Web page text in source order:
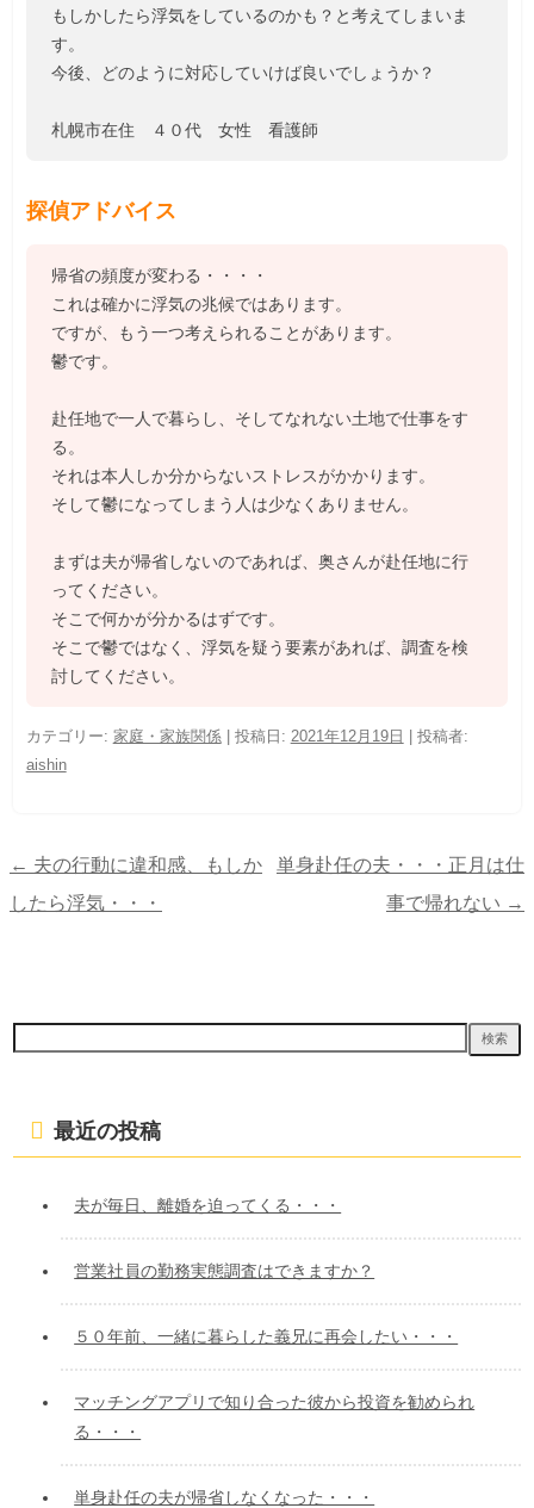
もしかしたら浮気をしているのかも？と考えてしまいま
す。
今後、どのように対応していけば良いでしょうか？
札幌市在住 ４０代 女性 看護師
探偵アドバイス
帰省の頻度が変わる・・・・
これは確かに浮気の兆候ではあります。
ですが、もう一つ考えられることがあります。
鬱です。
赴任地で一人で暮らし、そしてなれない土地で仕事をす
る。
それは本人しか分からないストレスがかかります。
そして鬱になってしまう人は少なくありません。
まずは夫が帰省しないのであれば、奥さんが赴任地に行
ってください。
そこで何かが分かるはずです。
そこで鬱ではなく、浮気を疑う要素があれば、調査を検
討してください。
カテゴリー: 家庭・家族関係 | 投稿日: 2021年12月19日
投稿者:
aishin
ョ
← 夫の行動に違和感、もしか
したら浮気・・・
単身赴任の夫・・・正月は仕
事で帰れない →
最近の投稿
夫が毎日、離婚を迫ってくる・・・
営業社員の勤務実態調査はできますか？
５０年前、一緒に暮らした義兄に再会したい・・・
マッチングアプリで知り合った彼から投資を勧められ
る・・・
単身赴任の夫が帰省しなくなった・・・